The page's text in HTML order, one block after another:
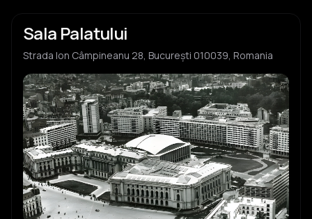
Sala Palatului
Strada Ion Câmpineanu 28, București 010039, Romania